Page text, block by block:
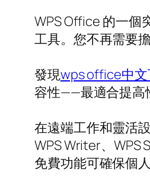
WPS Office 的一個
工具。您不再需要
發現wps office中
容性——最適合提高
在遠端工作和靈活
WPS Writer、WPS
免費功能可確保個